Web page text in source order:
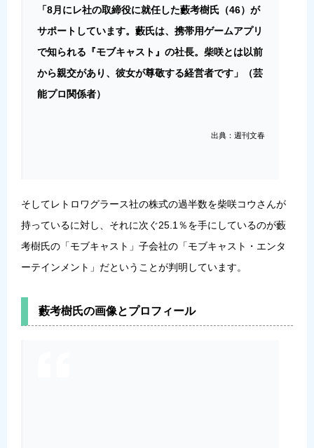
「8月にレ社の取締役に就任した藪考樹氏（46）が
サポートしています。藪氏は、携帯用ゲームアプリ
で知られる『モブキャスト』の社長。柴咲とは以前
から親交があり、彼女が尊敬する経営者です」（芸
能プロ関係者）
出典：週刊文春
そしてレトロワグラース社の株式の過半数を柴咲コウさんが
持っているに対し、それに次ぐ25.1％を手にしているのが藪
考樹氏の「モブキャスト」子会社の「モブキャスト・エンタ
ーテインメント」だということが判明しています。
藪考樹氏の画像とプロフィール